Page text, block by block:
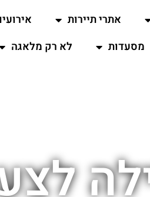
אתרי תיירות
מסעדות לא רק מלאגה